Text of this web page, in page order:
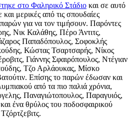
στο Φαληρικό Στάδιο και σε αυτό
μερικές από τις σπουδαίες
για να τον τιμήσουν. Παρόντες
Νικ Καλάθης, Πέρο Άντιτς,
Παπαδόπουλος, Σοφοκλής
Κώστας Τσαρτσαρής, Νίκος
Γιάννης Σφαιρόπουλος, Ντέγιαν
Τζο Αρλάουκας, Μίσκο
Επίσης το παρών έδωσαν και
από τα πιο παλιά χρόνια,
Παναγιώτοπουλος, Παραγυιός,
ένα θρύλος του ποδοσφαιρικού